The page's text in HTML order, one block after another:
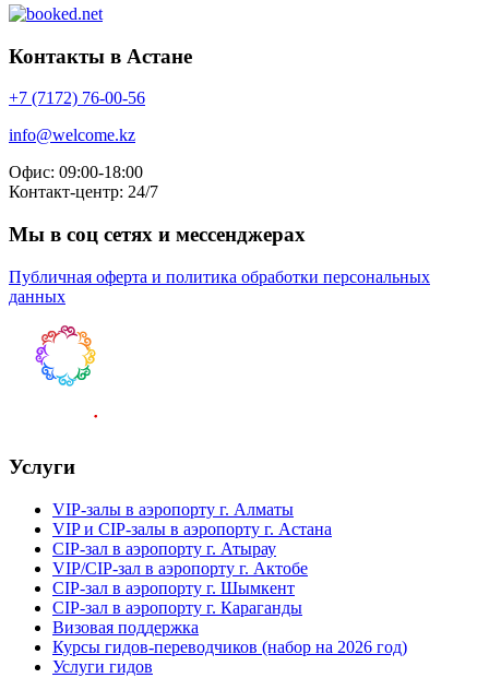
Контакты в Астане
+7 (7172) 76-00-56
info@welcome.kz
Офис: 09:00-18:00
Контакт-центр: 24/7
Мы в соц сетях и мессенджерах
Публичная оферта и политика обработки персональных
данных
Услуги
VIP-залы в аэропорту г. Алматы
VIP и CIP-залы в аэропорту г. Астана
CIP-зал в аэропорту г. Атырау
VIP/CIP-зал в аэропорту г. Актобе
CIP-зал в аэропорту г. Шымкент
CIP-зал в аэропорту г. Караганды
Визовая поддержка
Курсы гидов-переводчиков (набор на 2026 год)
Услуги гидов